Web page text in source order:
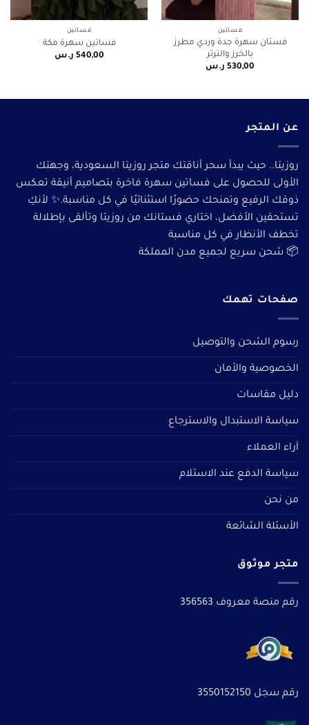
فساتين
فستان سهرة جدة وردي مطرز
بالخرز والترتر
530,00 ر.س
فساتين
فساتين سهرة مكة
540,00 ر.س
عن المتجر
روزيتا.. حيث يبدأ سحر أناقتك متجر روزيتا السعودية، وجهتك
الأولى للحصول على فساتين سهرة فاخرة بتصاميم أنيقة تعكس
ذوقك الرفيع وتمنحك حضورًا استثنائيًا في كل مناسبة.✨ لأنكِ
تستحقين الأفضل، اختاري فستانك من روزيتا وتألقى بإطلالة
تخطف الأنظار في كل مناسبة
📦 شحن سريع لجميع مدن المملكة
صفحات تهمك
رسوم الشحن والتوصيل
الخصوصية والأمان
دليل مقاسات
سياسة الاستبدال والاسترجاع
آراء العملاء
سياسة الدفع عند الاستلام
من نحن
الأسئلة الشائعة
متجر موثوق
رقم منصة معروف 356563
رقم سجل 3550152150